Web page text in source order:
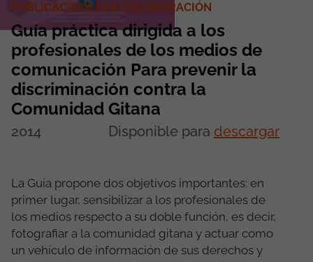
PUBLICACIONES EN COLABORACIÓN
Guía práctica dirigida a los
profesionales de los medios de
comunicación Para prevenir la
discriminación contra la
Comunidad Gitana
2014 Disponible para descargar
La Guía propone dos objetivos importantes: en
primer lugar, sensibilizar a los profesionales de
los medios respecto a su doble función, es decir,
fotografiar a la comunidad gitana y actuar como
un vehículo de información de sus derechos y